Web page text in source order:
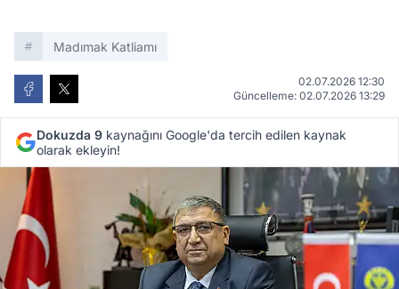
Madımak Katliamı
02.07.2026 12:30
Güncelleme: 02.07.2026 13:29
Dokuzda 9 kaynağını Google'da tercih edilen kaynak
olarak ekleyin!